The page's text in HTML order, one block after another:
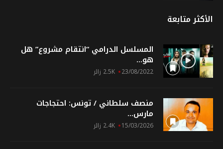
الأكثر متابعة
المسلسل الدرامي “انتقام مشروع” هل
هو...
23/08/2022 2.5K زائر
منصف سلطاني / تونس: احتجاجات
مارس...
15/03/2026 2.4K زائر